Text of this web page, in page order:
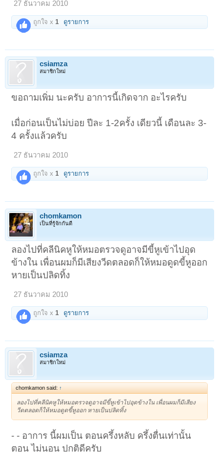
27 ธันวาคม 2010
ถูกใจ x 1 ดูรายการ
csiamza
สมาชิกใหม่
ขอถามเพิ่ม นะครับ อาการนี้เกิดจาก อะไรครับ
เมื่อก่อนเป็นไม่บ่อย ปีละ 1-2ครั้ง เดียวนี้ เดือนละ 3-
4 ครั้งแล้วครับ
27 ธันวาคม 2010
ถูกใจ x1 ดูรายการ
chomkamon
เป็นที่รู้จักกันดี
ลองไปที่คลีนิคหูให้หมอตรวจดูอาจมีขี้หูเข้าไปอุด
ข้างใน เพื่อนผมก็มีเสียงวีดตลอดก็ให้หมอดูดขี้หูออก
หายเป็นปลิดทิ้ง
27 ธันวาคม 2010
ถูกใจ x 1 ดูรายการ
csiamza
สมาชิกใหม่
chomkamon said: ↑
ลองไปที่คลีนิคหูให้หมอตรวจดูอาจมีขี้หูเข้าไปอุดข้างใน เพื่อนผมก็มีเสียง
วีดตลอดก็ให้หมอดูดขี้หูออก หายเป็นปลิดทิ้ง
- - อาการ นี้ผมเป็น ตอนครึ้งหลับ ครึ้งตื่นเท่านั้น
ตอน ไม่นอน ปกติดีครับ